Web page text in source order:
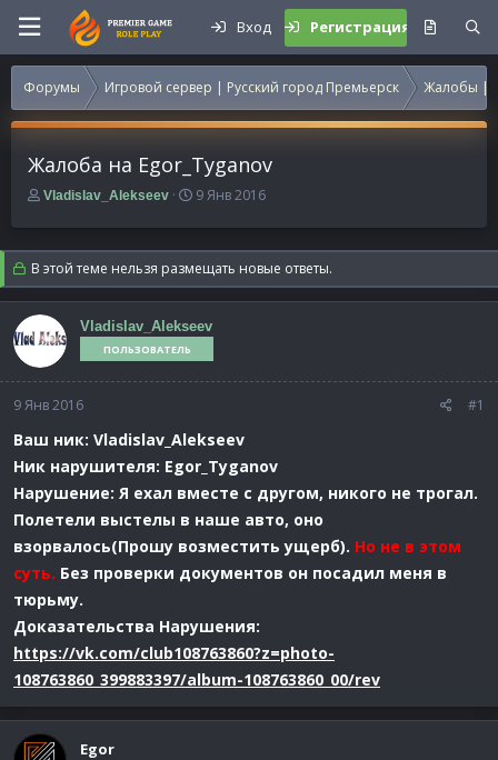
Вход Регистрация
Форумы Игровой сервер | Русский город Премьерск Жалобы |
Жалоба на Egor_Tyganov
А
т
о
р
т
е
м
Vladislav_Alekseev
Д
т
а
н
а
а
9 Янв 2016
В этой теме нельзя размещать новые ответы.
Vladislav_Alekseev
ПОЛЬЗОВАТЕЛЬ
9 Янв 2016 #1
Ваш ник: Vladislav_Alekseev
Ник нарушителя: Egor_Tyganov
Нарушение: Я ехал вместе с другом, никого не трогал.
Полетели выстелы в наше авто, оно
взорвалось(Прошу возместить ущерб). Но не в этом
суть. Без проверки документов он посадил меня в
тюрьму.
Доказательства Нарушения:
https://vk.com/club108763860?z=photo-
108763860_399883397/album-108763860_00/rev
Egor